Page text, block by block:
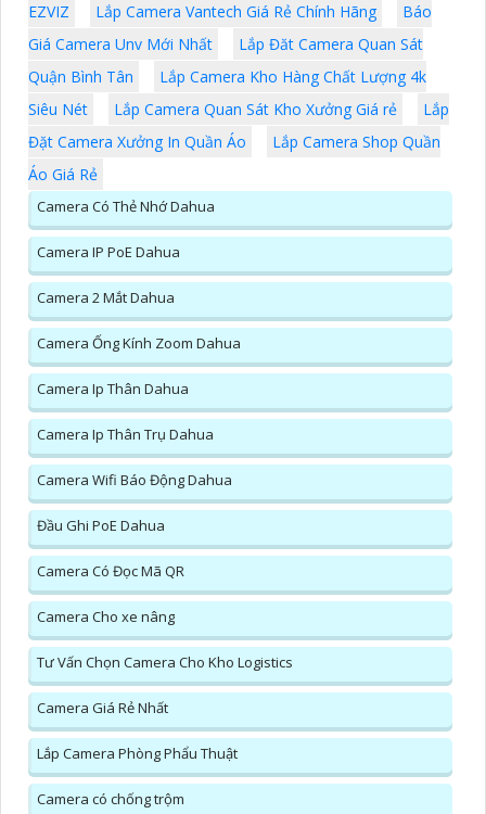
EZVIZ
Lắp Camera Vantech Giá Rẻ Chính Hãng
Báo
Giá Camera Unv Mới Nhất
Lắp Đăt Camera Quan Sát
Quận Bình Tân
Lắp Camera Kho Hàng Chất Lượng 4k
Siêu Nét
Lắp Camera Quan Sát Kho Xưởng Giá rẻ
Lắp
Đặt Camera Xưởng In Quần Áo
Lắp Camera Shop Quần
Áo Giá Rẻ
Camera Có Thẻ Nhớ Dahua
Camera IP PoE Dahua
Camera 2 Mắt Dahua
Camera Ống Kính Zoom Dahua
Camera Ip Thân Dahua
Camera Ip Thân Trụ Dahua
Camera Wifi Báo Động Dahua
Đầu Ghi PoE Dahua
Camera Có Đọc Mã QR
Camera Cho xe nâng
Tư Vấn Chọn Camera Cho Kho Logistics
Camera Giá Rẻ Nhất
Lắp Camera Phòng Phẩu Thuật
Camera có chống trộm